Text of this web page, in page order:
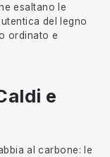
esaltano le
del legno
ordinato e
e
al carbone: le